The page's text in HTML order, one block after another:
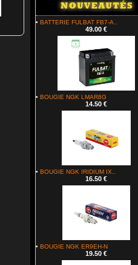
• BATTERIE FULBAT FB7-A..
49.00 €
• BOUGIE NGK LMAR8G
14.50 €
• BOUGIE NGK IRIDIUM IX..
16.50 €
• BOUGIE NGK ER9EH-N
19.50 €